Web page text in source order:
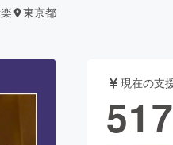
舞台・パフォーマンス
東京都
現在の支